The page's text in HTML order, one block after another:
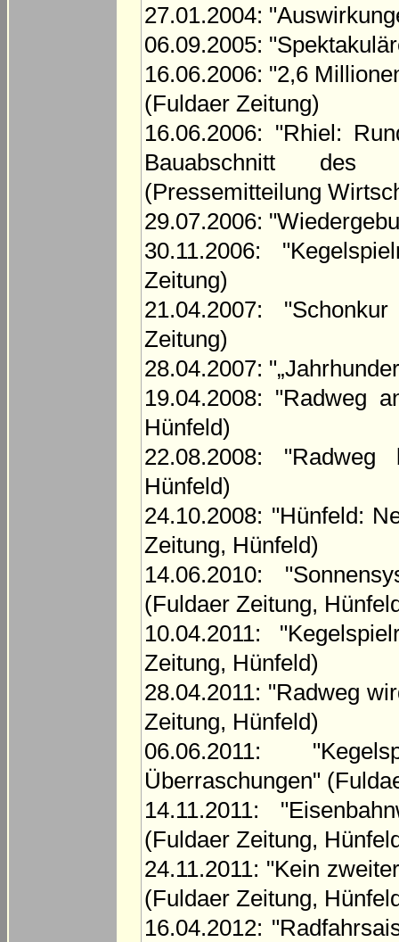
27.01.2004:
06.09.2005:
16.06.2006: "2,6
(Fuldaer Zeitung)
16.06.2006: "Rhiel:
Bauabschnitt des
(Pressemitteilung
29.07.2006:
30.11.2006:
Zeitung)
21.04.2007:
Zeitung)
28.04.2007:
19.04.2008: "Radweg
Hünfeld)
22.08.2008:
Hünfeld)
24.10.2008: "Hünfeld:
Zeitung, Hünfeld)
14.06.2010:
(Fuldaer Zeitung,
10.04.2011:
Zeitung, Hünfeld)
28.04.2011: "Radweg
Zeitung, Hünfeld)
06.06.2011:
Überraschungen"
14.11.2011:
(Fuldaer Zeitung,
24.11.2011: "Kein
(Fuldaer Zeitung,
16.04.2012: